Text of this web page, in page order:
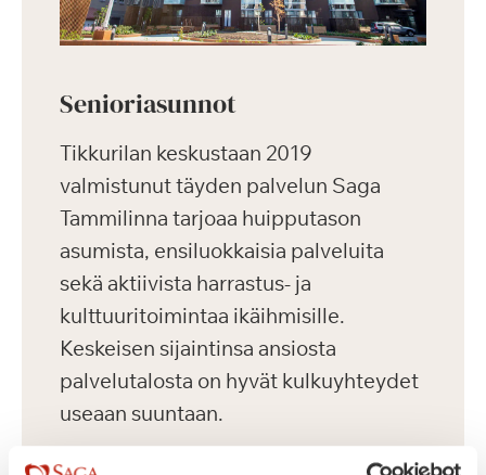
Senioriasunnot
Tikkurilan keskustaan 2019
valmistunut täyden palvelun Saga
Tammilinna tarjoaa huipputason
asumista, ensiluokkaisia palveluita
sekä aktiivista harrastus- ja
kulttuuritoimintaa ikäihmisille.
Keskeisen sijaintinsa ansiosta
palvelutalosta on hyvät kulkuyhteydet
useaan suuntaan.